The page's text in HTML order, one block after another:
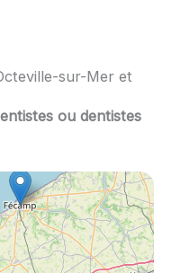
sur-Mer et
ou dentistes